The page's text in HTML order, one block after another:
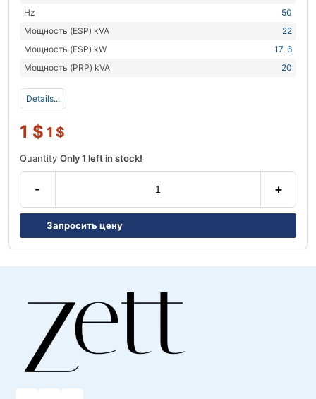
Hz
50
Мощность (ESP) kVA
22
Мощность (ESP) kW
17, 6
Мощность (PRP) kVA
20
Details...
1 $ 1 $
Quantity Only 1 left in stock!
- +
Запросить цену